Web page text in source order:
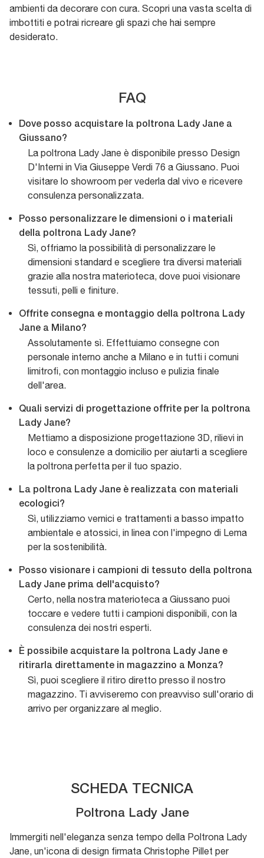
ambienti da decorare con cura. Scopri una vasta scelta di
imbottiti e potrai ricreare gli spazi che hai sempre
desiderato.
FAQ
Dove posso acquistare la poltrona Lady Jane a
Giussano?
La poltrona Lady Jane è disponibile presso Design
D'Interni in Via Giuseppe Verdi 76 a Giussano. Puoi
visitare lo showroom per vederla dal vivo e ricevere
consulenza personalizzata.
Posso personalizzare le dimensioni o i materiali
della poltrona Lady Jane?
Sì, offriamo la possibilità di personalizzare le
dimensioni standard e scegliere tra diversi materiali
grazie alla nostra materioteca, dove puoi visionare
tessuti, pelli e finiture.
Offrite consegna e montaggio della poltrona Lady
Jane a Milano?
Assolutamente sì. Effettuiamo consegne con
personale interno anche a Milano e in tutti i comuni
limitrofi, con montaggio incluso e pulizia finale
dell'area.
Quali servizi di progettazione offrite per la poltrona
Lady Jane?
Mettiamo a disposizione progettazione 3D, rilievi in
loco e consulenze a domicilio per aiutarti a scegliere
la poltrona perfetta per il tuo spazio.
La poltrona Lady Jane è realizzata con materiali
ecologici?
Sì, utilizziamo vernici e trattamenti a basso impatto
ambientale e atossici, in linea con l'impegno di Lema
per la sostenibilità.
Posso visionare i campioni di tessuto della poltrona
Lady Jane prima dell'acquisto?
Certo, nella nostra materioteca a Giussano puoi
toccare e vedere tutti i campioni disponibili, con la
consulenza dei nostri esperti.
È possibile acquistare la poltrona Lady Jane e
ritirarla direttamente in magazzino a Monza?
Sì, puoi scegliere il ritiro diretto presso il nostro
magazzino. Ti avviseremo con preavviso sull'orario di
arrivo per organizzare al meglio.
SCHEDA TECNICA
Poltrona Lady Jane
Immergiti nell'eleganza senza tempo della Poltrona Lady
Jane, un'icona di design firmata Christophe Pillet per